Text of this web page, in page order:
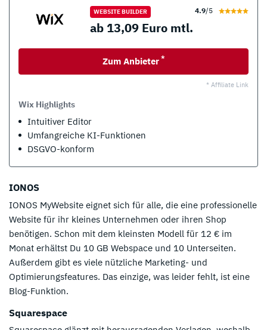
WEBSITE BUILDER 4.9/5
ab 13,09 Euro mtl.
Zum Anbieter *
* Affiliate Link
Wix Highlights
Intuitiver Editor
Umfangreiche KI-Funktionen
DSGVO-konform
IONOS
IONOS MyWebsite eignet sich für alle, die eine professionelle
Website für ihr kleines Unternehmen oder ihren Shop
benötigen. Schon mit dem kleinsten Modell für 12 € im
Monat erhältst Du 10 GB Webspace und 10 Unterseiten.
Außerdem gibt es viele nützliche Marketing- und
Optimierungsfeatures. Das einzige, was leider fehlt, ist eine
Blog-Funktion.
Squarespace